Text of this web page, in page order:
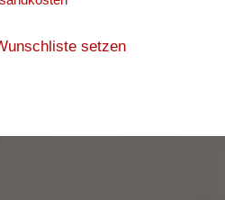
setzen